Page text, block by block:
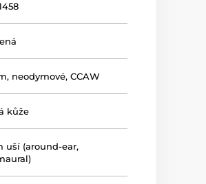
neodymové, CCAW
kůže
uší (around-ear,